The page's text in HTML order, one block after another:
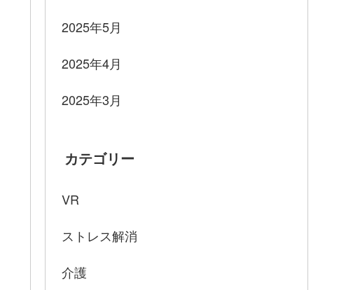
2025年5月
2025年4月
2025年3月
カテゴリー
VR
ストレス解消
介護